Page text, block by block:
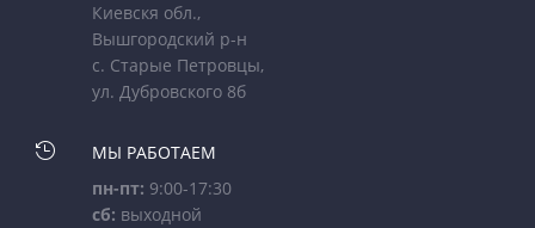
Киевскя обл.,
Вышгородский р-н
с. Старые Петровцы,
ул. Дубровского 8б

МЫ РАБОТАЕМ
пн-пт: 9:00-17:30
сб: выходной